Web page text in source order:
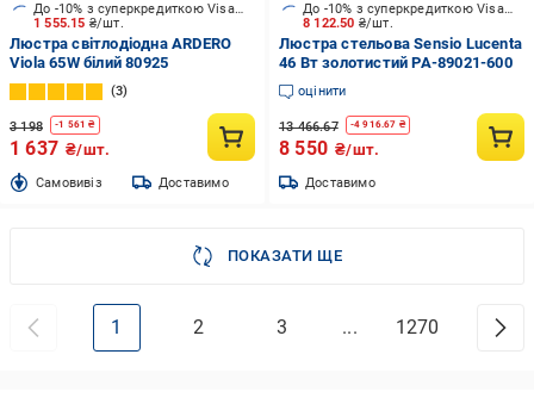
1 555.15 ₴/шт.
До -10% з суперкредиткою Visa Вигода
Люстра світлодіодна ARDERO
Viola 65W білий 80925
3
3 198 -1 561 ₴
1 637 ₴/шт.
Cамовивіз Доставимо
8 122.50 ₴/шт.
До -10% з суперкредиткою Visa Вигода
Люстра стельова Sensio Lucenta
46 Вт золотистий PA-89021-600
оцінити
13 466.67 -4 916.67 ₴
8 550 ₴/шт.
Доставимо
ПОКАЗАТИ ЩЕ
1 2 3 ... 1270